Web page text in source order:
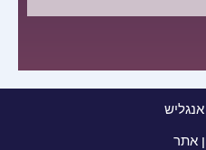
אנגליש
אתר